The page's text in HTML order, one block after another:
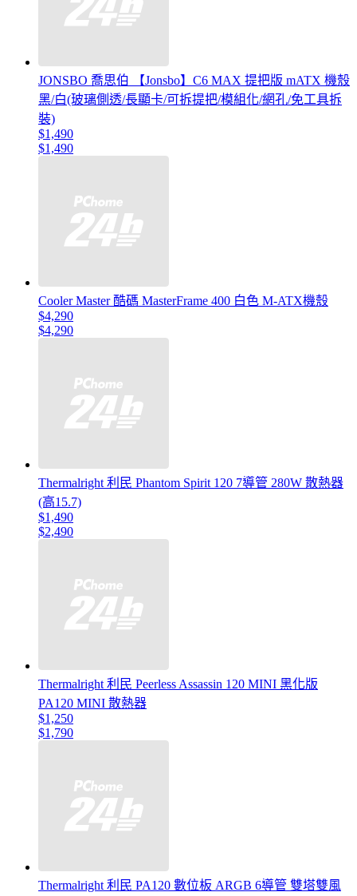
JONSBO 喬思伯 【Jonsbo】C6 MAX 提把版 mATX 機殼
黑/白(玻璃側透/長顯卡/可拆提把/模組化/網孔/免工具拆
裝)
$1,490
$1,490
Cooler Master 酷碼 MasterFrame 400 白色 M-ATX機殼
$4,290
$4,290
Thermalright 利民 Phantom Spirit 120 7導管 280W 散熱器
(高15.7)
$1,490
$2,490
Thermalright 利民 Peerless Assassin 120 MINI 黑化版
PA120 MINI 散熱器
$1,250
$1,790
Thermalright 利民 PA120 數位板 ARGB 6導管 雙塔雙風